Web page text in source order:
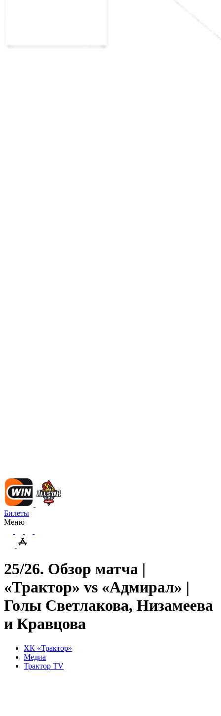
Билеты
Меню
25/26. Обзор матча |
«Трактор» vs «Адмирал» |
Голы Светлакова, Низамеева
и Кравцова
ХК «Трактор»
Медиа
Трактор TV